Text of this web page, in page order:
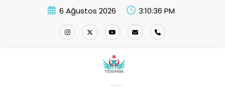
6 Ağustos 2026 3:10:36 PM